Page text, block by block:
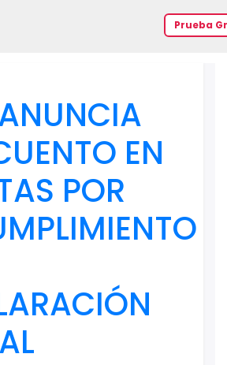
Prueba
EN
POR